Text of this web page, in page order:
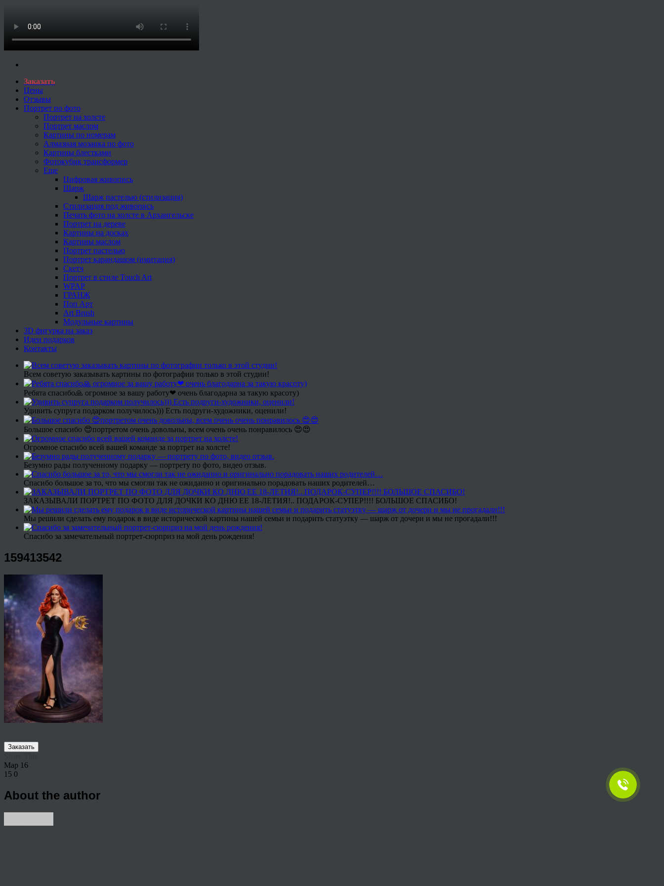
Заказать
Цены
Отзывы
Портрет по фото
Портрет на холсте
Портрет маслом
Картины по номерам
Алмазная мозаика по фото
Картины блестками
Фотокубик трансформер
Еще
Цифровая живопись
Шарж
Шарж пастелью (стилизация)
Стилизация под живопись
Печать фото на холсте в Архангельске
Портрет на дереве
Картины на досках
Картины маслом
Портрет пастелью
Портрет карандашом (имитация)
Скетч
Портрет в стиле Touch Art
WPAP
ГРАНЖ
Поп Арт
Art Brush
Модульные картины
3D фигурка на заказ
Идеи подарков
Контакты
Всем советую заказывать картины по фотографии только в этой студии!
Ребята спасибо🙏 огромное за вашу работу❤ очень благодарна за такую красоту)
Удивить супруга подарком получилось))) Есть подруги-художники, оценили!
Большое спасибо 😍портретом очень довольны, всем очень очень понравилось 😍😍
Огромное спасибо всей вашей команде за портрет на холсте!
Безумно рады полученному подарку — портрету по фото, видео отзыв.
Спасибо большое за то, что мы смогли так не ожиданно и оригинально порадовать наших родителей…
ЗАКАЗЫВАЛИ ПОРТРЕТ ПО ФОТО ДЛЯ ДОЧКИ КО ДНЮ ЕЕ 18-ЛЕТИЯ!.. ПОДАРОК-СУПЕР!!!! БОЛЬШОЕ СПАСИБО!
Мы решили сделать ему подарок в виде исторической картины нашей семьи и подарить статуэтку — шарж от дочери и мы не прогадали!!!
Спасибо за замечательный портрет-сюрприз на мой день рождения!
159413542
Заказать
Мар 16
15 0
About the author